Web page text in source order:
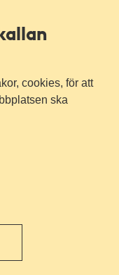
cookies, för att
ska